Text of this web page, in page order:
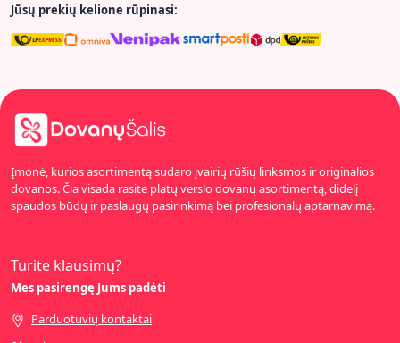
Jūsų prekių kelione rūpinasi:
Įmonė, kurios asortimentą sudaro įvairių rūšių linksmos ir originalios
dovanos. Čia visada rasite platų verslo dovanų asortimentą, didelį
spaudos būdų ir paslaugų pasirinkimą bei profesionalų aptarnavimą.
Turite klausimų?
Mes pasirengę Jums padėti
Parduotuvių kontaktai